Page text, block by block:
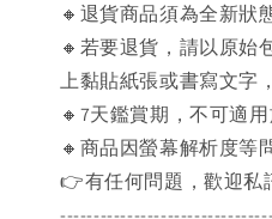
🔸退貨商品須為全新狀
🔸若要退貨，請以原始
上黏貼紙張或書寫文字
🔸7天鑑賞期，不可適
🔸商品因螢幕解析度等
👉️有任何問題，歡迎私